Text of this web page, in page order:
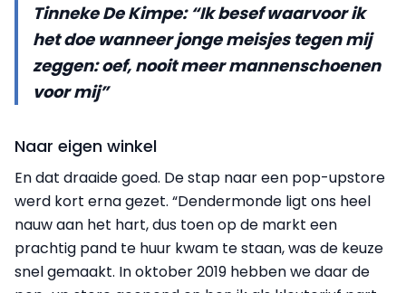
Tinneke De Kimpe: “Ik besef waarvoor ik
het doe wanneer jonge meisjes tegen mij
zeggen: oef, nooit meer mannenschoenen
voor mij”
Naar eigen winkel
En dat draaide goed. De stap naar een pop-upstore
werd kort erna gezet. “Dendermonde ligt ons heel
nauw aan het hart, dus toen op de markt een
prachtig pand te huur kwam te staan, was de keuze
snel gemaakt. In oktober 2019 hebben we daar de